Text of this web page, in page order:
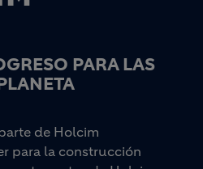
PARA LAS
de Holcim
para la construcción